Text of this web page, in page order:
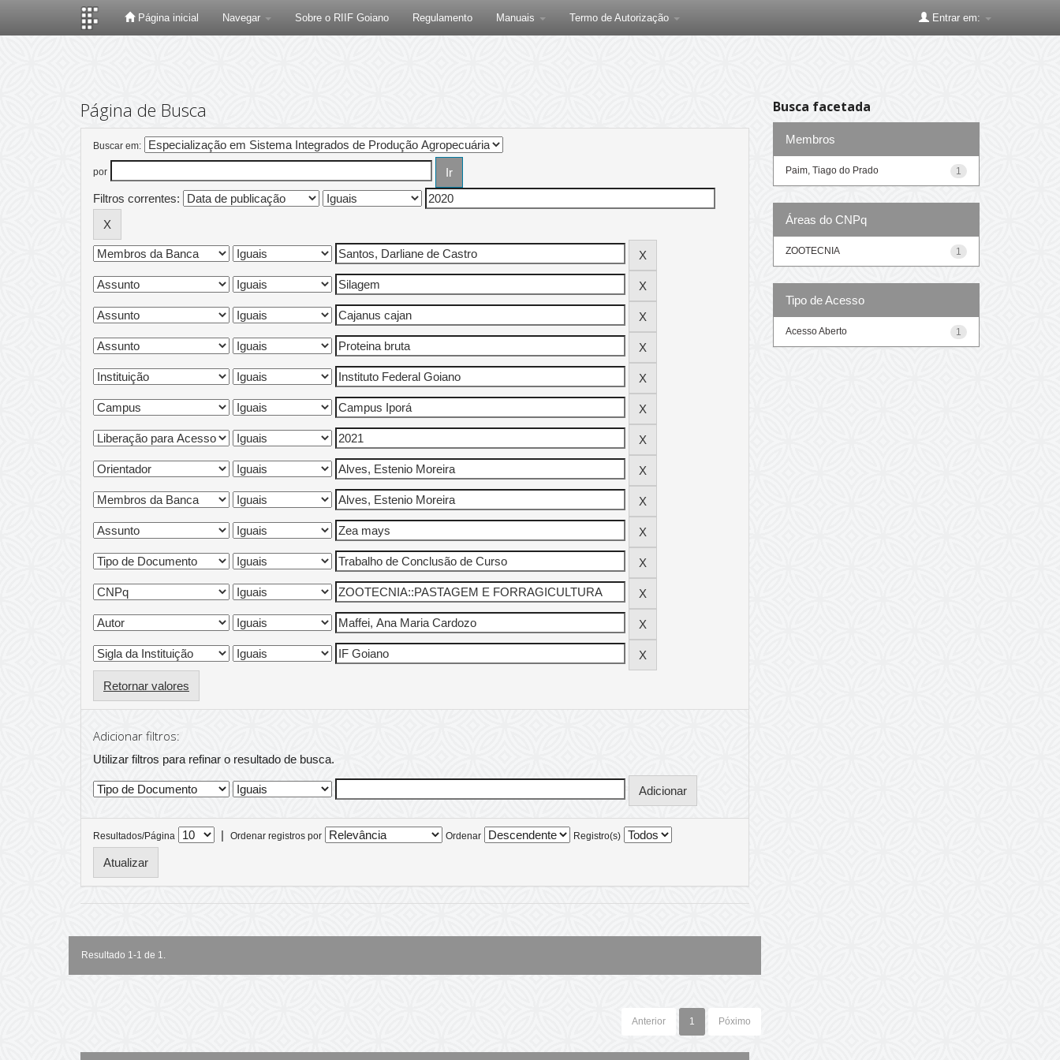
Página inicial Navegar Sobre o RIIF Goiano Regulamento Manuais Termo de Autorização Entrar em:
Página de Busca
Buscar em:
por
Filtros correntes:
Retornar valores
Adicionar filtros:
Utilizar filtros para refinar o resultado de busca.
Resultados/Página | Ordenar registros por Ordenar Registro(s)
Resultado 1-1 de 1.
Anterior 1 Póximo
Busca facetada
Membros
1
Paim, Tiago do Prado
Áreas do CNPq
1
ZOOTECNIA
Tipo de Acesso
1
Acesso Aberto